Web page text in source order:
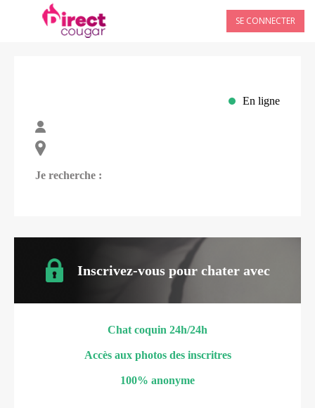
SE CONNECTER
En ligne
Je recherche :
Inscrivez-vous pour chater avec
Chat coquin 24h/24h
Accès aux photos des inscritres
100% anonyme